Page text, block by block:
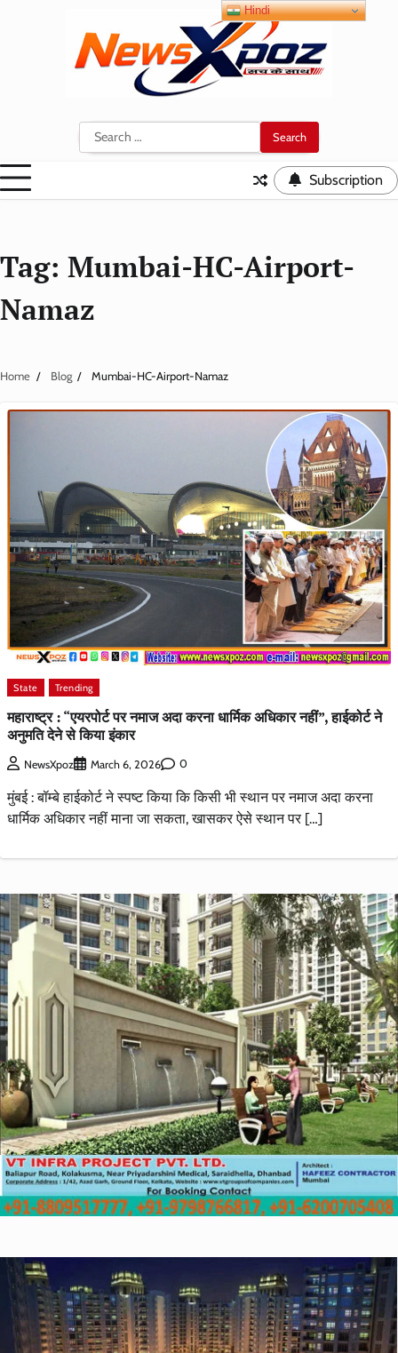
Search
for:
Subscription
Tag: Mumbai-HC-Airport-
Namaz
Home Blog Mumbai-HC-Airport-Namaz
State Trending
महाराष्ट्र : “एयरपोर्ट पर नमाज अदा करना धार्मिक अधिकार नहीं”, हाईकोर्ट ने
अनुमति देने से किया इंकार
NewsXpoz March 6, 2026 0
मुंबई : बॉम्बे हाईकोर्ट ने स्पष्ट किया कि किसी भी स्थान पर नमाज अदा करना
धार्मिक अधिकार नहीं माना जा सकता, खासकर ऐसे स्थान पर […]
Hindi